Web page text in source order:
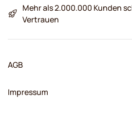
Mehr als 2.000.000 Kunden
Vertrauen
AGB
Impressum